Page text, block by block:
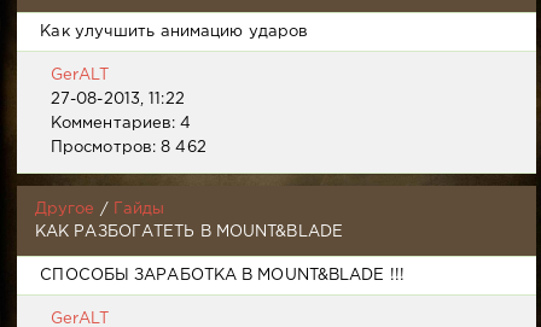
Как улучшить анимацию ударов
GerALT
27-08-2013, 11:22
Комментариев: 4
Просмотров: 8 462
Другое /
Гайды
КАК РАЗБОГАТЕТЬ В MOUNT&BLADE
СПОСОБЫ ЗАРАБОТКА В MOUNT&BLADE !!!
GerALT